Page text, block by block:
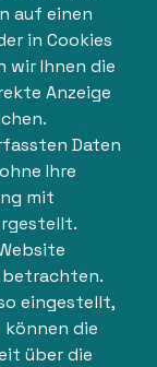
auf einen
in Cookies
Ihnen die
Anzeige
Daten
Ihre
mit
betrachten.
eingestellt,
können die
über die